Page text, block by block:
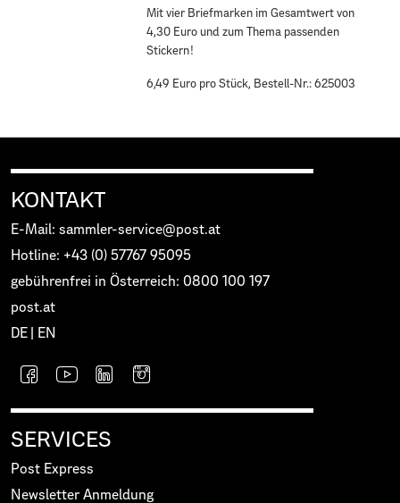
Mit vier Briefmarken im Gesamtwert von
4,30 Euro und zum Thema passenden
Stickern!
6,49 Euro pro Stück, Bestell-Nr.: 625003
KONTAKT
E-Mail: sammler-service@post.at
Hotline: +43 (0) 57767 95095
gebührenfrei in Österreich: 0800 100 197
post.at
DE
EN
SERVICES
Post Express
Newsletter Anmeldung